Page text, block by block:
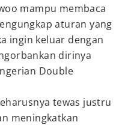
mampu membaca
aturan yang
ingin keluar dengan
dirinya
Double
tewas justru
meningkatkan